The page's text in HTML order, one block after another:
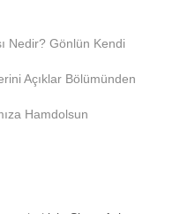
Nedir? Gönlün Kendi
Açıklar Bölümünden
Hamdolsun